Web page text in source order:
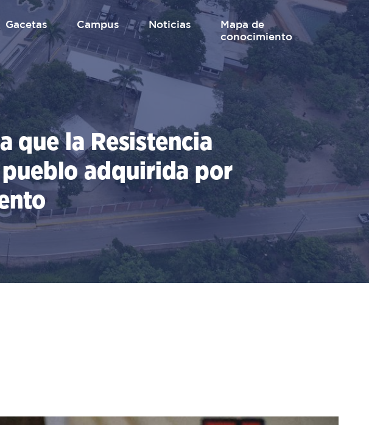
gacetas Campus Noticias
mapa de
conocimiento
que la Resistencia
adquirida por